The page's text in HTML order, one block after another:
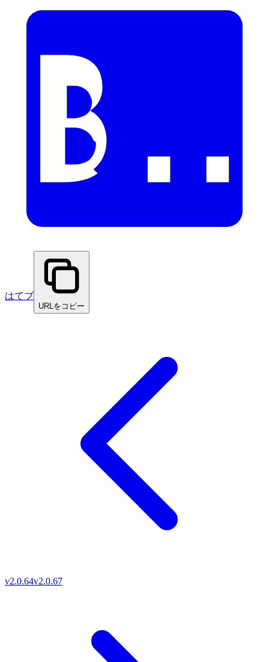
はてブ
URLをコピー
v2.0.64v2.0.67